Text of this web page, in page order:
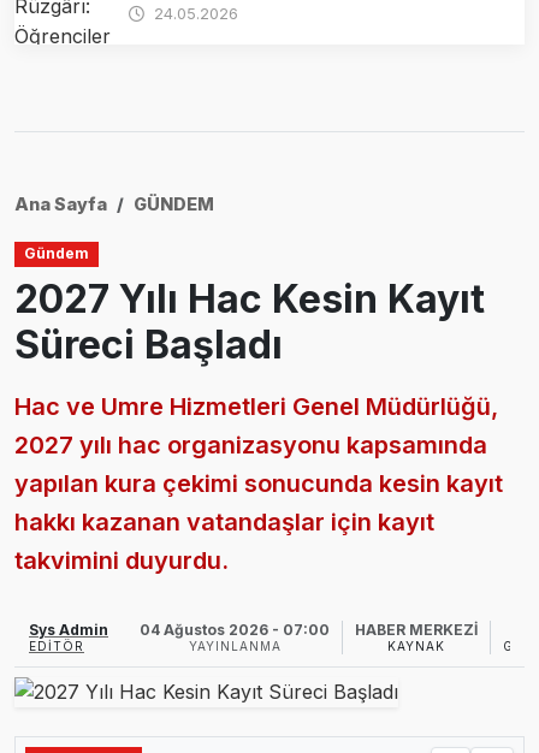
24.05.2026
Ana Sayfa GÜNDEM
Gündem
2027 Yılı Hac Kesin Kayıt
Süreci Başladı
Hac ve Umre Hizmetleri Genel Müdürlüğü,
2027 yılı hac organizasyonu kapsamında
yapılan kura çekimi sonucunda kesin kayıt
hakkı kazanan vatandaşlar için kayıt
takvimini duyurdu.
Sys Admin
EDITÖR
04 Ağustos 2026 - 07:00
YAYINLANMA
HABER MERKEZİ
KAYNAK